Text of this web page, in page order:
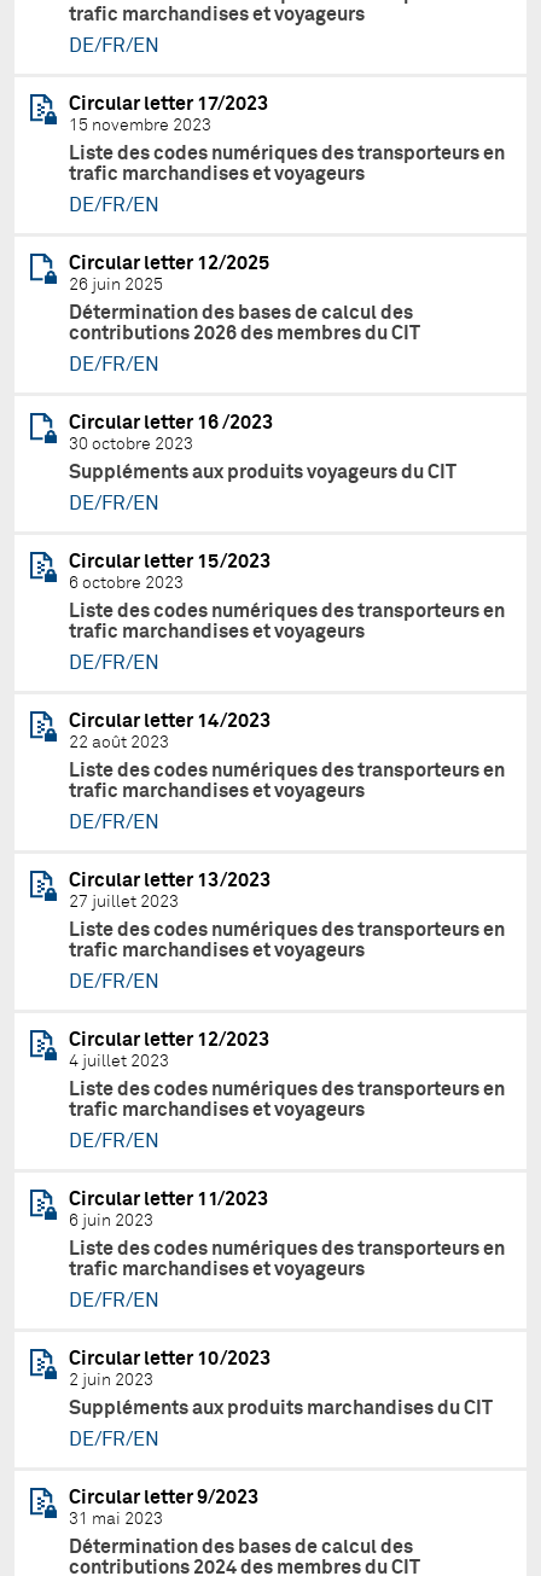
trafic marchandises et voyageurs
DE/FR/EN
Circular letter 17/2023
15 novembre 2023
Liste des codes numériques des transporteurs en
trafic marchandises et voyageurs
DE/FR/EN
Circular letter 12/2025
26 juin 2025
Détermination des bases de calcul des
contributions 2026 des membres du CIT
DE/FR/EN
Circular letter 16 /2023
30 octobre 2023
Suppléments aux produits voyageurs du CIT
DE/FR/EN
Circular letter 15/2023
6 octobre 2023
Liste des codes numériques des transporteurs en
trafic marchandises et voyageurs
DE/FR/EN
Circular letter 14/2023
22 août 2023
Liste des codes numériques des transporteurs en
trafic marchandises et voyageurs
DE/FR/EN
Circular letter 13/2023
27 juillet 2023
Liste des codes numériques des transporteurs en
trafic marchandises et voyageurs
DE/FR/EN
Circular letter 12/2023
4 juillet 2023
Liste des codes numériques des transporteurs en
trafic marchandises et voyageurs
DE/FR/EN
Circular letter 11/2023
6 juin 2023
Liste des codes numériques des transporteurs en
trafic marchandises et voyageurs
DE/FR/EN
Circular letter 10/2023
2 juin 2023
Suppléments aux produits marchandises du CIT
DE/FR/EN
Circular letter 9/2023
31 mai 2023
Détermination des bases de calcul des
contributions 2024 des membres du CIT